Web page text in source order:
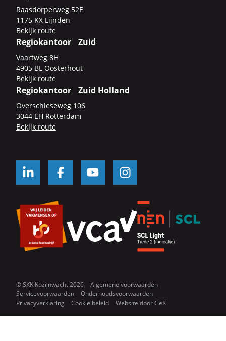
Raas­dor­per­weg 52E
1175 KX Lijn­den
Be­kijk route
Regiokantoor Zuid
Vaart­weg 8H
4905 BL Oos­ter­hout
Be­kijk route
Regiokantoor Zuid Holland
Over­schie­se­weg 106
3044 EH Rot­ter­dam
Be­kijk route
© SKK Kozijnwacht 2026
Algemene voorwaarden
Servicevoorwaarden
Onderhoudsvoorwaarden
Privacyverklaring
Cookie beleid Website doorGeK